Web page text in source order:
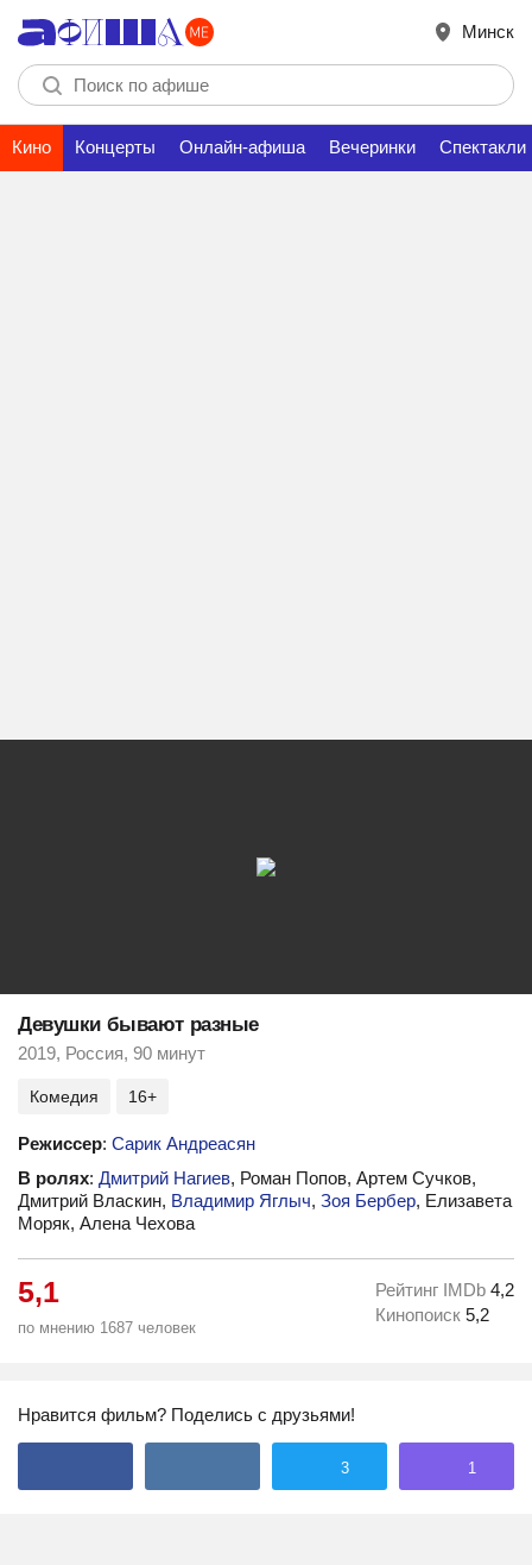
Минск
Кино Концерты Онлайн-афиша Вечеринки Спектакли
Девушки бывают разные
2019, Россия, 90 минут
Комедия 16+
Режиссер: Сарик Андреасян
В ролях: Дмитрий Нагиев, Роман Попов, Артем Сучков,
Дмитрий Власкин, Владимир Яглыч, Зоя Бербер, Елизавета
Моряк, Алена Чехова
5,1
по мнению 1687 человек
Рейтинг IMDb 4,2
Кинопоиск 5,2
Нравится фильм? Поделись с друзьями!
3 1